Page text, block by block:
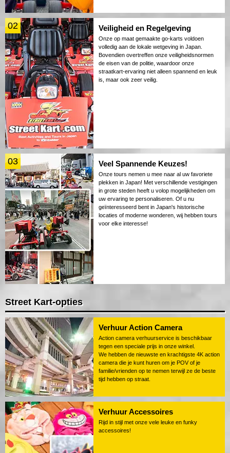
02 Veiligheid en Regelgeving
Onze op maat gemaakte go-karts voldoen
volledig aan de lokale wetgeving in Japan.
Bovendien overtreffen onze veiligheidsnormen
de eisen van de politie, waardoor onze
straatkart-ervaring niet alleen spannend en leuk
is, maar ook zeer veilig.
03 Veel Spannende Keuzes!
Onze tours nemen u mee naar al uw favoriete
plekken in Japan! Met verschillende vestigingen
in grote steden heeft u volop mogelijkheden om
uw ervaring te personaliseren. Of u nu
geïnteresseerd bent in Japan's historische
locaties of moderne wonderen, wij hebben tours
voor elke interesse!
Street Kart-opties
Verhuur Action Camera
Action camera verhuurservice is beschikbaar
tegen een speciale prijs in onze winkel.
We hebben de nieuwste en krachtigste 4K action
camera die je kunt huren om je POV of je
familie/vrienden op te nemen terwijl ze de beste
tijd hebben op straat.
Verhuur Accessoires
Rijd in stijl met onze vele leuke en funky
accessoires!